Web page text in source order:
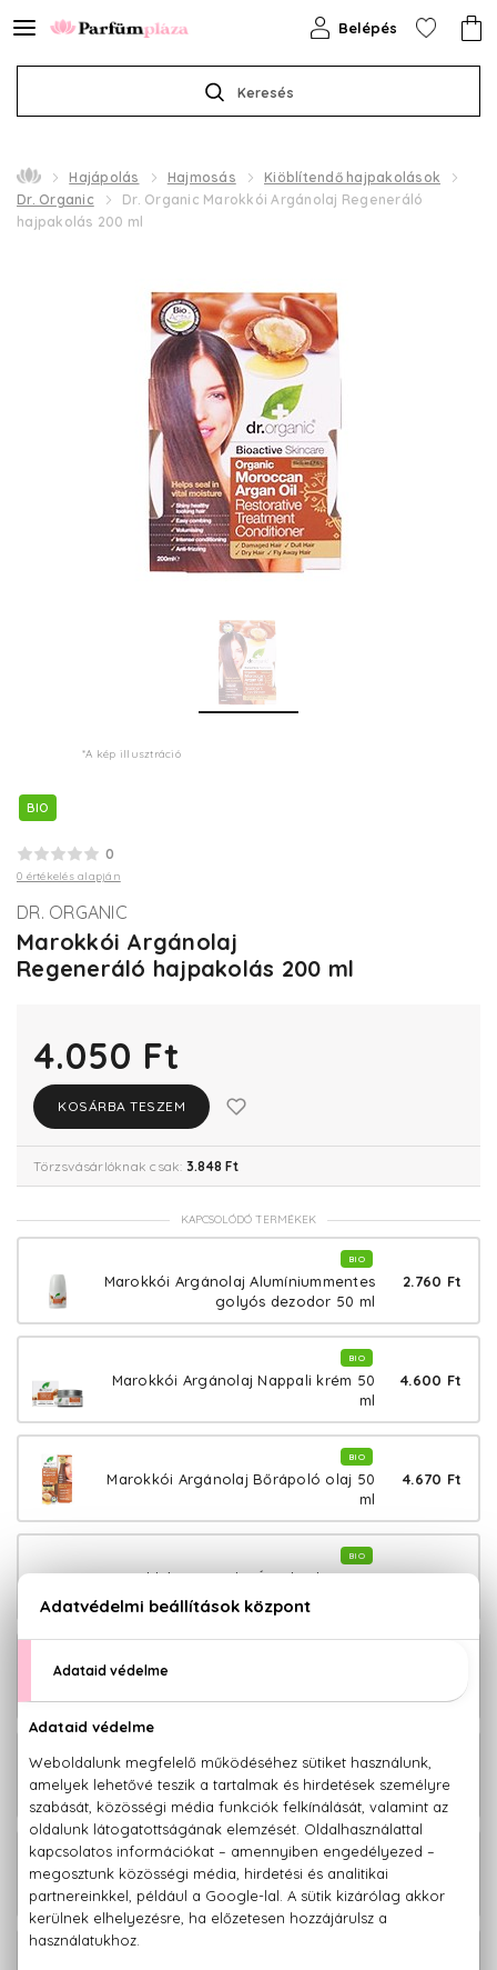
Keresés
Belépés
Hajápolás Hajmosás
Kiöblítendő hajpakolások
Dr. Organic
Dr. Organic Marokkói Argánolaj Regeneráló
hajpakolás 200 ml
*A kép illusztráció
BIO
0
0 értékelés alapján
DR. ORGANIC
Marokkói Argánolaj
Regeneráló hajpakolás 200 ml
4.050 Ft
KOSÁRBA TESZEM
Törzsvásárlóknak csak: 3.848 Ft
KAPCSOLÓDÓ TERMÉKEK
BIO
Marokkói Argánolaj Alumíniummentes
golyós dezodor 50 ml
2.760 Ft
BIO
Marokkói Argánolaj Nappali krém 50
ml
4.600 Ft
BIO
Marokkói Argánolaj Bőrápoló olaj 50
ml
4.670 Ft
BIO
Marokkói Argánolaj Éjszakai krém 50
4.600 Ft
Marokkói Argánolaj Hajápoló szérum
Marokkói Argánolaj Hajkondicionáló
265 ml
3.210 Ft
BIO
Marokkói Argánolaj Öregedésgátló
arcápoló olaj 30 ml